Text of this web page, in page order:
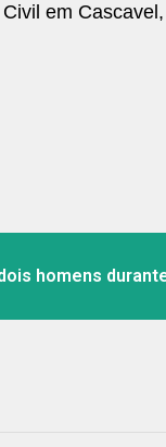
em
homens